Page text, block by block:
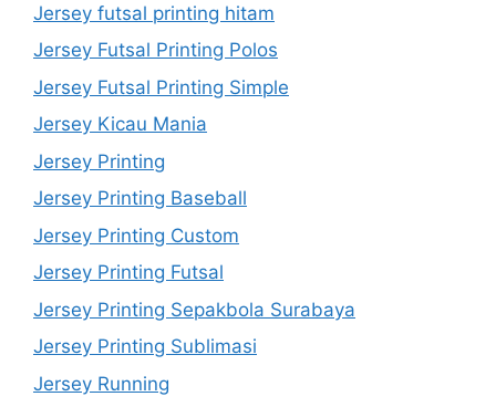
Jersey futsal printing hitam
Jersey Futsal Printing Polos
Jersey Futsal Printing Simple
Jersey Kicau Mania
Jersey Printing
Jersey Printing Baseball
Jersey Printing Custom
Jersey Printing Futsal
Jersey Printing Sepakbola Surabaya
Jersey Printing Sublimasi
Jersey Running